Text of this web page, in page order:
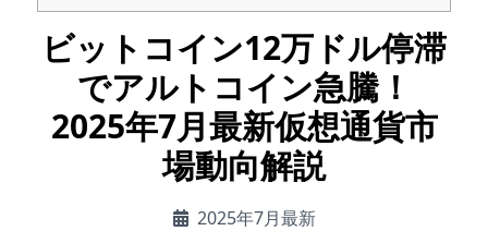
ビットコイン12万ドル停滞
でアルトコイン急騰！
2025年7月最新仮想通貨市
場動向解説
2025年7月最新